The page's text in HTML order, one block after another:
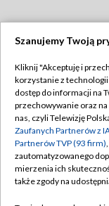
Abonament TVP
Emisja w TVP
Centrum
Naziemna
Szanujemy Twoją
Kliknij "Akceptuję i
korzystanie z
dostęp do informacji na
przechowywanie oraz
nas, czyli Telewizję
Zaufanych Partnerów z
Partnerów TVP (93 firm)
zautomatyzowanego
mierzenia ich
także zgody na